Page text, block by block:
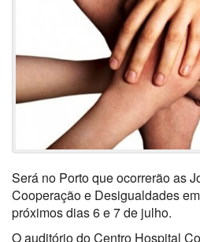
Será no Porto que ocorrerão as
Cooperação e Desigualdades
próximos dias 6 e 7 de julho.
O auditório do Centro Hospital